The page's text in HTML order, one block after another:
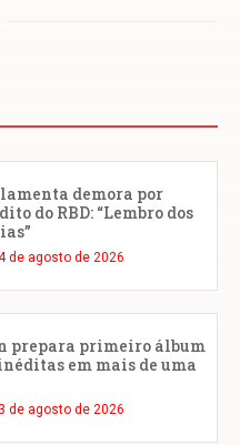
demora por
do RBD: “Lembro dos
de agosto de 2026
prepara primeiro álbum
em mais de uma
3 de agosto de 2026